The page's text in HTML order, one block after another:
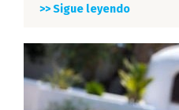
>> Sigue leyendo